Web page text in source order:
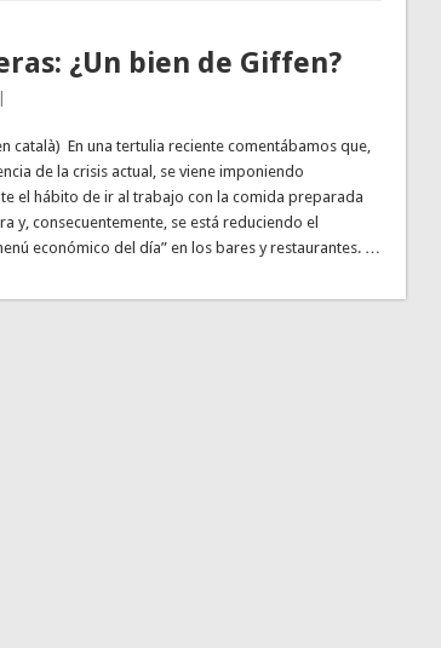
¿Un bien de Giffen?
català) En una tertulia reciente comentábamos que,
de la crisis actual, se viene imponiendo
el hábito de ir al trabajo con la comida preparada
y, consecuentemente, se está reduciendo el
económico del día” en los bares y restaurantes. …